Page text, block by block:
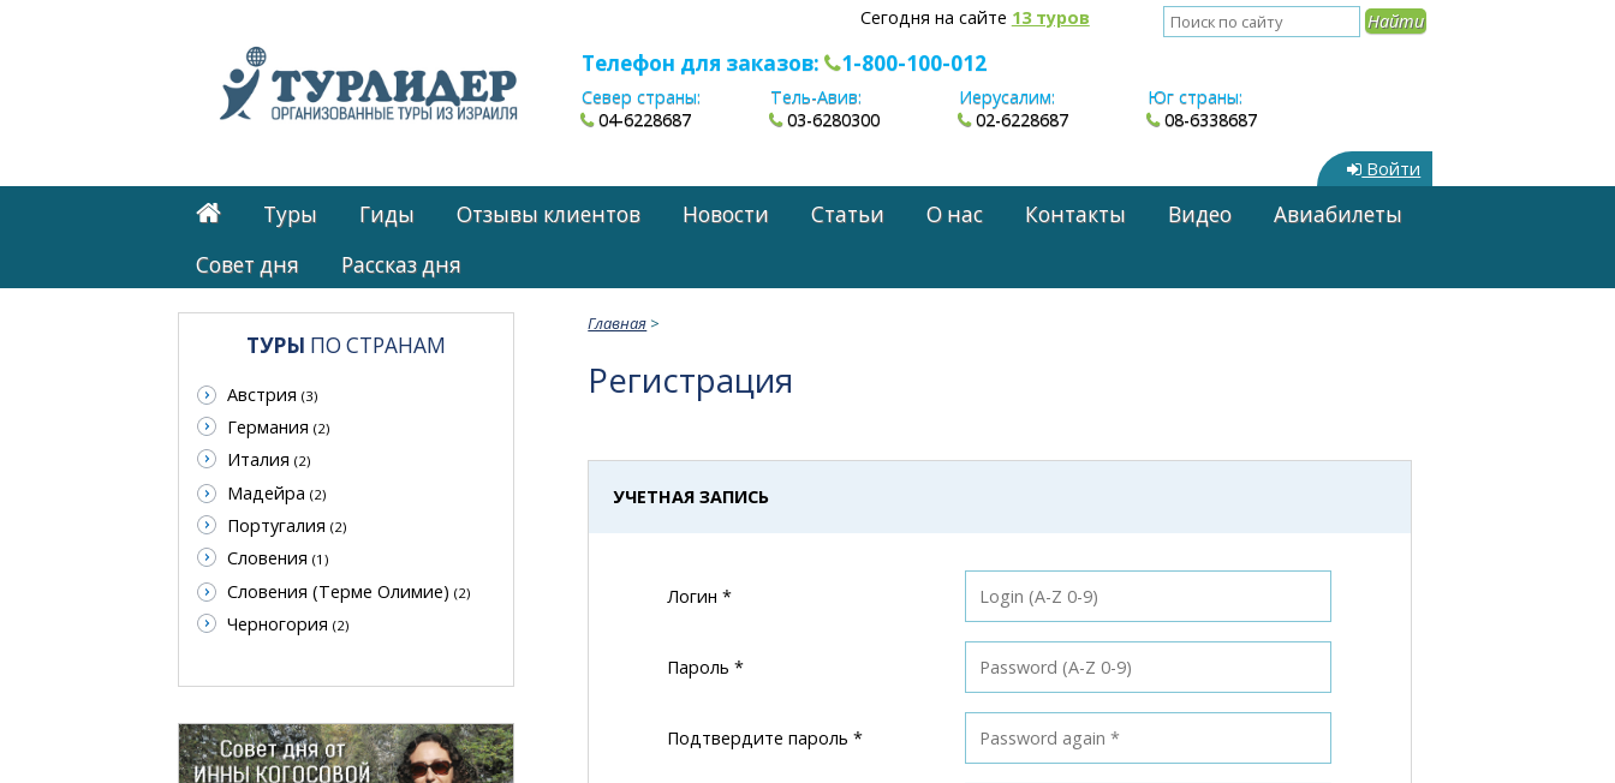
Сегодня на сайте 13 туров
Телефон для заказов: 1-800-100-012
Север страны:
04-6228687
Тель-Авив:
03-6280300
Иерусалим:
02-6228687
Юг страны:
08-6338687
Войти
Туры Гиды Отзывы клиентов Новости Статьи О нас Контакты Видео
Авиабилеты
Cовет дня
Рассказ дня
Главная >
Регистрация
УЧЕТНАЯ ЗАПИСЬ
Логин *
Пароль *
Подтвердите пароль *
ТУРЫ ПО СТРАНАМ
Австрия (3)
Германия (2)
Италия (2)
Мадейра (2)
Португалия (2)
Словения (1)
Словения (Терме Олимие) (2)
Черногория (2)